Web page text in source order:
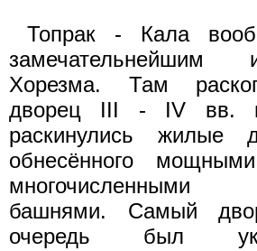
Топрак - Кала
замечательнейшим
Хорезма. Там
дворец III - IV вв.
раскинулись жилые
обнесённого
многочисленными
башнями. Самый
очередь был